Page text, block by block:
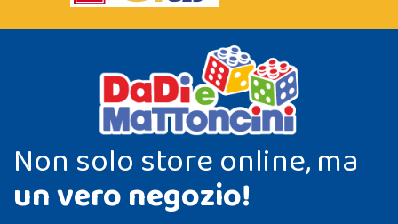
Non solo store online, ma
un vero negozio!